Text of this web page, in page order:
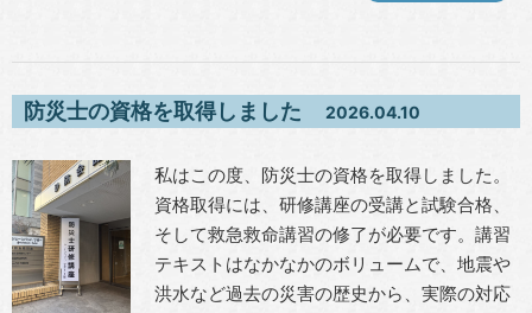
防災士の資格を取得しました 2026.04.10
私はこの度、防災士の資格を取得しました。
資格取得には、研修講座の受講と試験合格、
そして救急救命講習の修了が必要です。講習
テキストはなかなかのボリュームで、地震や
洪水など過去の災害の歴史から、実際の対応